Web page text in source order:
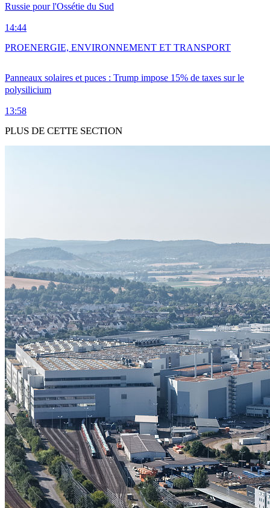
Russie pour l'Ossétie du Sud
14:44
Panneaux solaires et puces : Trump impose 15% de taxes sur le
polysilicium
13:58
PROENERGIE, ENVIRONNEMENT ET TRANSPORT
PLUS DE CETTE SECTION